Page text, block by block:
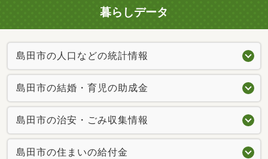
暮らしデータ
島田市の人口などの統計情報
島田市の結婚・育児の助成金
島田市の治安・ごみ収集情報
島田市の住まいの給付金